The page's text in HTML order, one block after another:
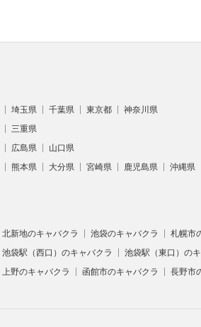
埼玉県 千葉県 東京都 神奈川県
三重県
広島県 山口県
熊本県 大分県 宮崎県 鹿児島県 沖縄県
北新地のキャバクラ 池袋のキャバクラ 札幌市
池袋駅（西口）のキャバクラ 池袋駅（東口）の
上野のキャバクラ 函館市のキャバクラ 長野市